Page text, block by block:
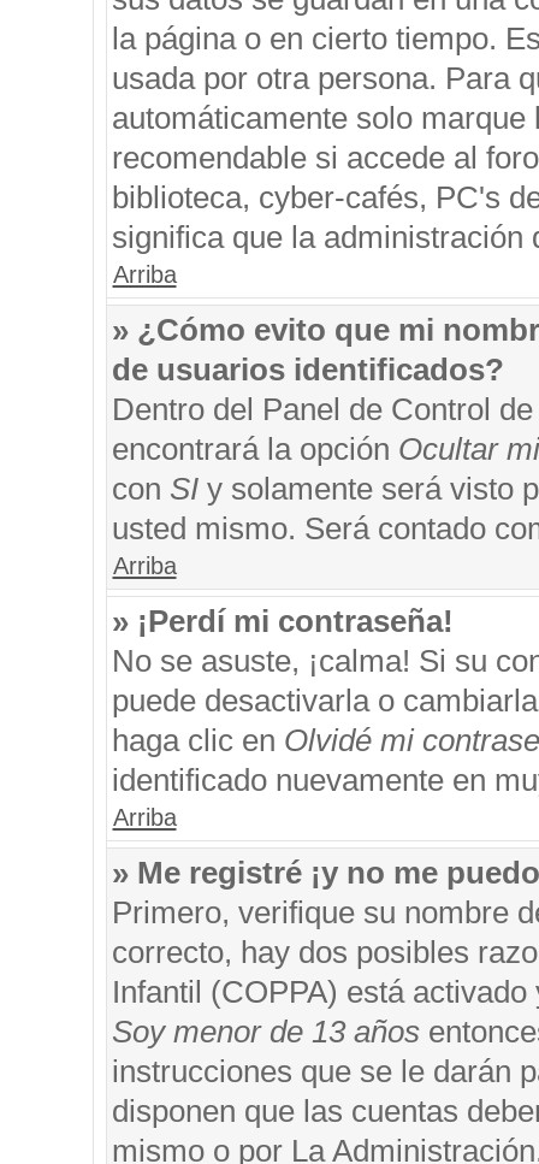
la página o en cierto tiempo.
usada por otra persona. Para
automáticamente solo
recomendable si accede al
biblioteca, cyber-cafés, PC's
significa que la administración
Arriba
» ¿Cómo evito que mi
de usuarios identificados?
Dentro del Panel de Control
encontrará la opción Ocultar
con SIy solamente será visto
usted mismo. Será contado
Arriba
» ¡Perdí mi contraseña!
No se asuste, ¡calma! Si su
puede desactivarla o
haga clic en Olvidé mi
identificado nuevamente en
Arriba
» Me registré ¡y no me
Primero, verifique su nombre
correcto, hay dos posibles
Infantil (COPPA) está
Soy menor de 13 años
instrucciones que se le darán
disponen que las cuentas
mismo o por La